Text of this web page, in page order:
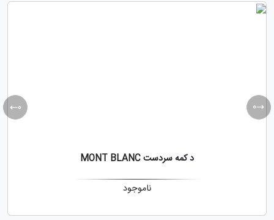
د کمه سردست MONT BLANC
ناموجود